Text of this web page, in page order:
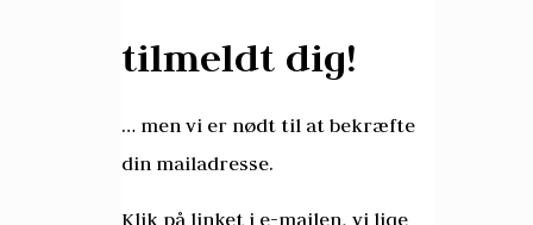
tilmeldt dig!
… men vi er nødt til at bekræfte
din mailadresse.
Klik på linket i e-mailen, vi lige